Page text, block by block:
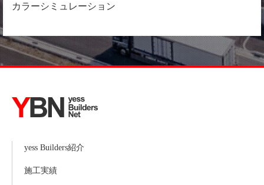
カラーシミュレーション
yess Builders紹介
施工実績